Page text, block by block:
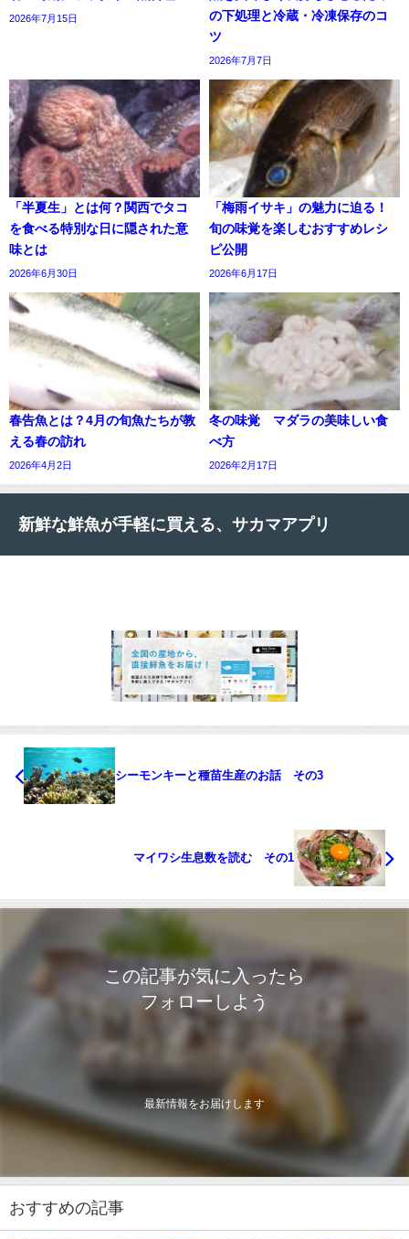
2026年7月15日
の下処理と冷蔵・冷凍保存のコ
ツ
2026年7月7日
「半夏生」とは何？関西でタコ
を食べる特別な日に隠された意
味とは
2026年6月30日
「梅雨イサキ」の魅力に迫る！
旬の味覚を楽しむおすすめレシ
ピ公開
2026年6月17日
春告魚とは？4月の旬魚たちが教
える春の訪れ
2026年4月2日
冬の味覚 マダラの美味しい食
べ方
2026年2月17日
新鮮な鮮魚が手軽に買える、サカマアプリ
シーモンキーと種苗生産のお話 その3
マイワシ生息数を読む その1
この記事が気に入ったら
フォローしよう
最新情報をお届けします
おすすめの記事